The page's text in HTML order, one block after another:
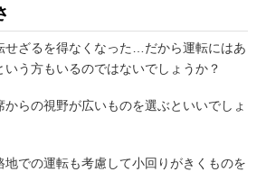
せざるを得なくなった…だから運転にはあ
う方もいるのではないでしょうか？
らの視野が広いものを選ぶといいでしょ
地での運転も考慮して小回りがきくものを